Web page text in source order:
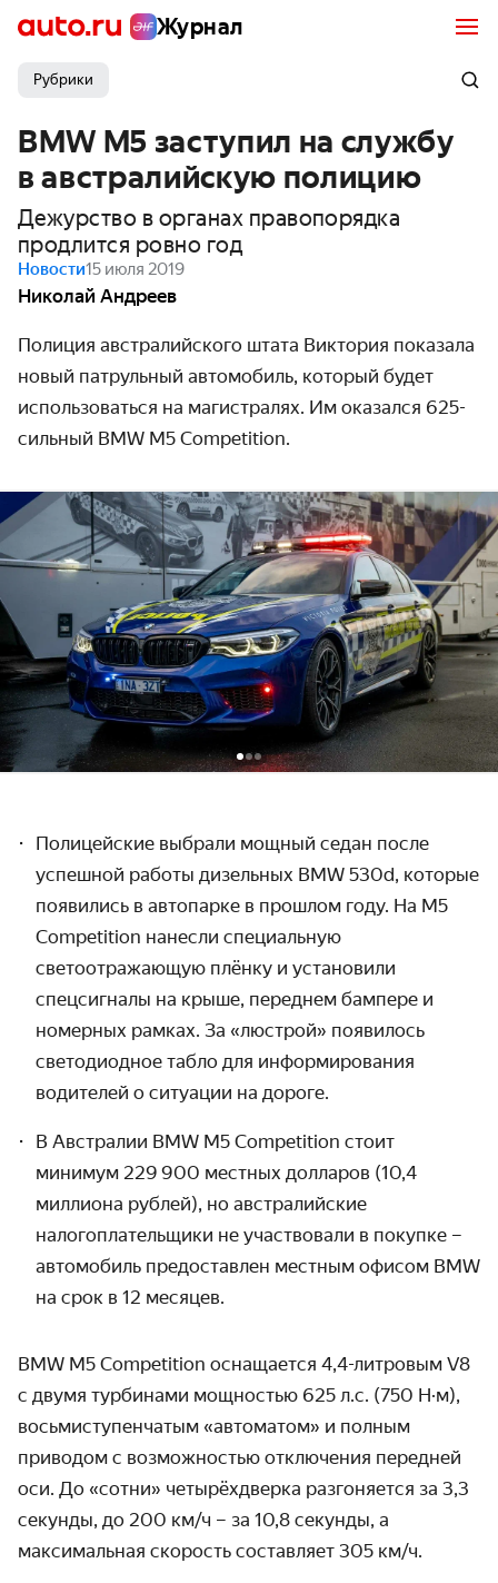
Журнал
Рубрики
BMW M5 заступил на службу
в австралийскую полицию
Дежурство в органах правопорядка
продлится ровно год
Новости15 июля 2019
Николай Андреев
Полиция австралийского штата Виктория показала
новый патрульный автомобиль, который будет
использоваться на магистралях. Им оказался 625-
сильный BMW M5 Competition.
Полицейские выбрали мощный седан после
успешной работы дизельных BMW 530d, которые
появились в автопарке в прошлом году. На M5
Competition нанесли специальную
светоотражающую плёнку и установили
спецсигналы на крыше, переднем бампере и
номерных рамках. За «люстрой» появилось
светодиодное табло для информирования
водителей о ситуации на дороге.
В Австралии BMW M5 Competition стоит
минимум 229 900 местных долларов (10,4
миллиона рублей), но австралийские
налогоплательщики не участвовали в покупке –
автомобиль предоставлен местным офисом BMW
на срок в 12 месяцев.
BMW M5 Competition оснащается 4,4-литровым V8
с двумя турбинами мощностью 625 л.с. (750 Н·м),
восьмиступенчатым «автоматом» и полным
приводом с возможностью отключения передней
оси. До «сотни» четырёхдверка разгоняется за 3,3
секунды, до 200 км/ч – за 10,8 секунды, а
максимальная скорость составляет 305 км/ч.